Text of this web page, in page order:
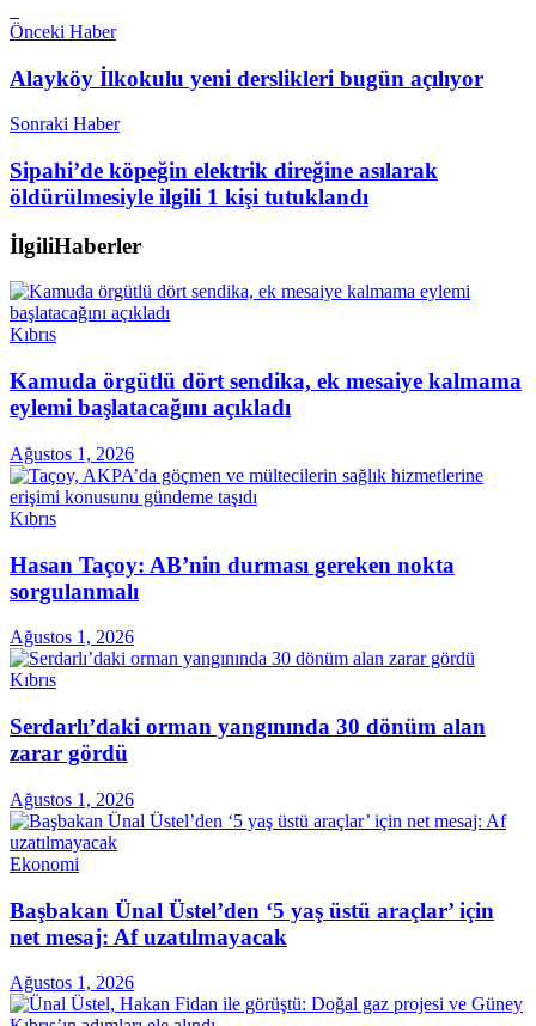
Önceki Haber
Alayköy İlkokulu yeni derslikleri bugün açılıyor
Sonraki Haber
Sipahi’de köpeğin elektrik direğine asılarak
öldürülmesiyle ilgili 1 kişi tutuklandı
İlgiliHaberler
Kıbrıs
Kamuda örgütlü dört sendika, ek mesaiye kalmama
eylemi başlatacağını açıkladı
Ağustos 1, 2026
Kıbrıs
Hasan Taçoy: AB’nin durması gereken nokta
sorgulanmalı
Ağustos 1, 2026
Kıbrıs
Serdarlı’daki orman yangınında 30 dönüm alan
zarar gördü
Ağustos 1, 2026
Ekonomi
Başbakan Ünal Üstel’den ‘5 yaş üstü araçlar’ için
net mesaj: Af uzatılmayacak
Ağustos 1, 2026